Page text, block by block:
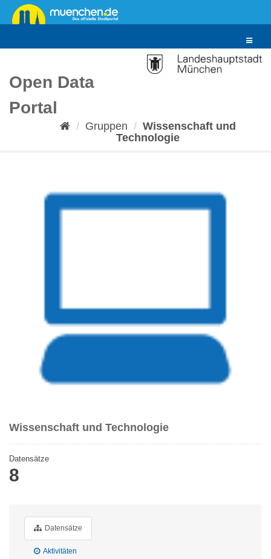
Überspringen
zum
Toggle
Open Data
Portal
Gruppen
Wissenschaft und
Technologie
Wissenschaft und Technologie
Datensätze
8
Datensätze
Aktivitäten